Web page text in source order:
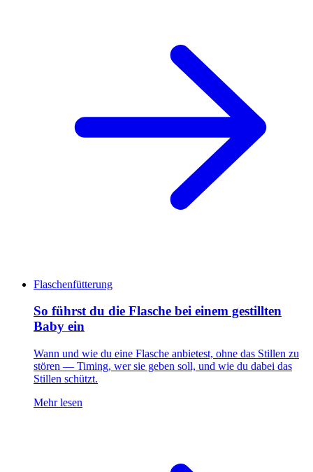
Flaschenfütterung
So führst du die Flasche bei einem gestillten
Baby ein
Wann und wie du eine Flasche anbietest, ohne das Stillen zu
stören — Timing, wer sie geben soll, und wie du dabei das
Stillen schützt.
Mehr lesen